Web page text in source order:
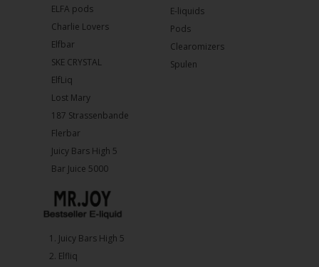
E-liquids
Pods
Clearomizers
Spulen
ELFA pods
Charlie Lovers
Elfbar
SKE CRYSTAL
ElfLiq
Lost Mary
187 Strassenbande
Flerbar
Juicy Bars High 5
Bar Juice 5000
1.⁠ ⁠Juicy Bars High 5
2.⁠ ⁠⁠Elfliq